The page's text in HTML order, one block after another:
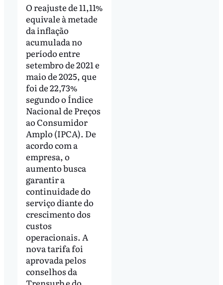
O reajuste de 11,11%
equivale à metade
da inflação
acumulada no
período entre
setembro de 2021 e
maio de 2025, que
foi de 22,73%
segundo o Índice
Nacional de Preços
ao Consumidor
Amplo (IPCA). De
acordo com a
empresa, o
aumento busca
garantir a
continuidade do
serviço diante do
crescimento dos
custos
operacionais. A
nova tarifa foi
aprovada pelos
conselhos da